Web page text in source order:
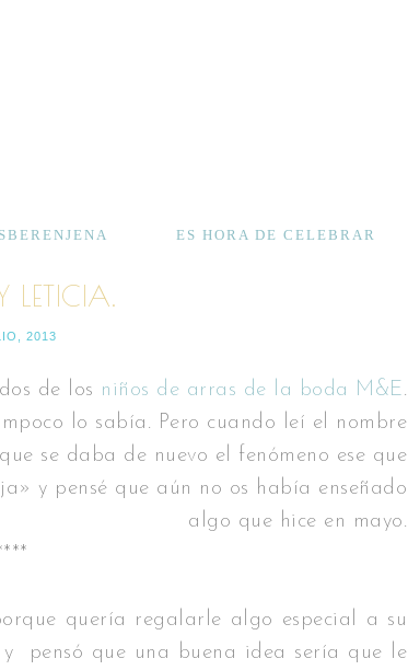
ES HORA DE CELEBRAR
LETICIA.
2013
de los niños de arras de la boda M &E.
lo sabía. Pero cuando leí el nombre
se daba de nuevo el fenómeno ese que
y pensé que aún no os había enseñado
algo que hice en mayo.
quería regalarle algo especial a su
pensó que una buena idea sería que le